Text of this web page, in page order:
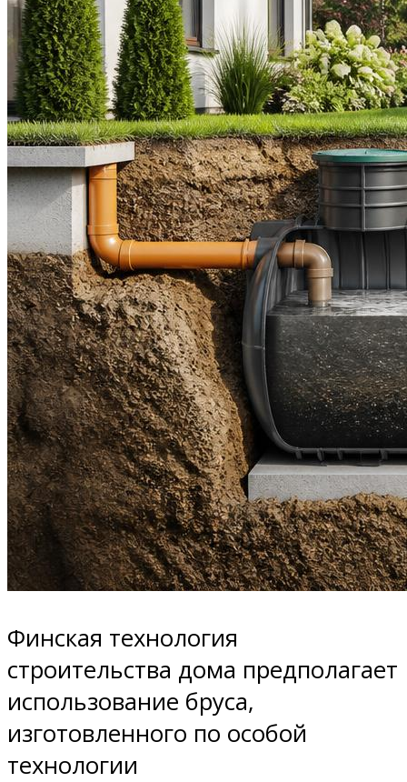
Финская технология
строительства дома предполагает
использование бруса,
изготовленного по особой
технологии